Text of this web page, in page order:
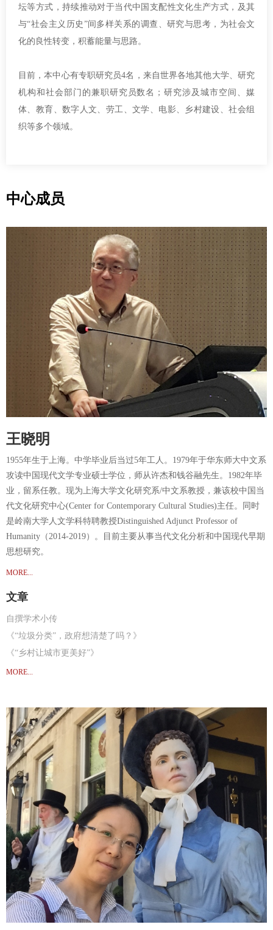
坛等方式，持续推动对于当代中国支配性文化生产方式，及其
与“社会主义历史”间多样关系的调查、研究与思考，为社会文
化的良性转变，积蓄能量与思路。
目前，本中心有专职研究员4名，来自世界各地其他大学、研究
机构和社会部门的兼职研究员数名；研究涉及城市空间、媒
体、教育、数字人文、劳工、文学、电影、乡村建设、社会组
织等多个领域。
中心成员
王晓明
1955年生于上海。中学毕业后当过5年工人。1979年于华东师大中文系
攻读中国现代文学专业硕士学位，师从许杰和钱谷融先生。1982年毕
业，留系任教。现为上海大学文化研究系/中文系教授，兼该校中国当
代文化研究中心(Center for Contemporary Cultural Studies)主任。同时
是岭南大学人文学科特聘教授Distinguished Adjunct Professor of
Humanity（2014-2019）。目前主要从事当代文化分析和中国现代早期
思想研究。
MORE...
文章
自撰学术小传
《“垃圾分类”，政府想清楚了吗？》
《“乡村让城市更美好”》
《文化研究的三道难题：以上海大学文化研究系为例》
《今日中国“住房问题”的文化意义》
《从建筑到广告——最近十五年上海城市空间的变化》
《川陕甘灾后感想》
《L县见闻》
《E州杂感》
《“城乡结合度”：一个新的社会进步指标？》
《半张脸的神话》
《濒临“大时代”的中国》
MORE...